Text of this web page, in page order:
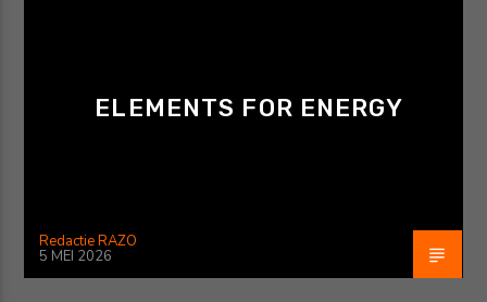
ELEMENTS FOR ENERGY
Redactie RAZO
5 MEI 2026